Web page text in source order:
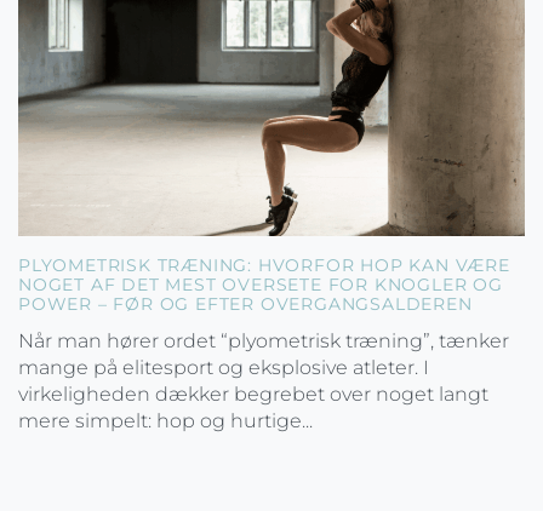
PLYOMETRISK TRÆNING: HVORFOR HOP KAN VÆRE
NOGET AF DET MEST OVERSETE FOR KNOGLER OG
POWER – FØR OG EFTER OVERGANGSALDEREN
Når man hører ordet “plyometrisk træning”, tænker
mange på elitesport og eksplosive atleter. I
virkeligheden dækker begrebet over noget langt
mere simpelt: hop og hurtige...